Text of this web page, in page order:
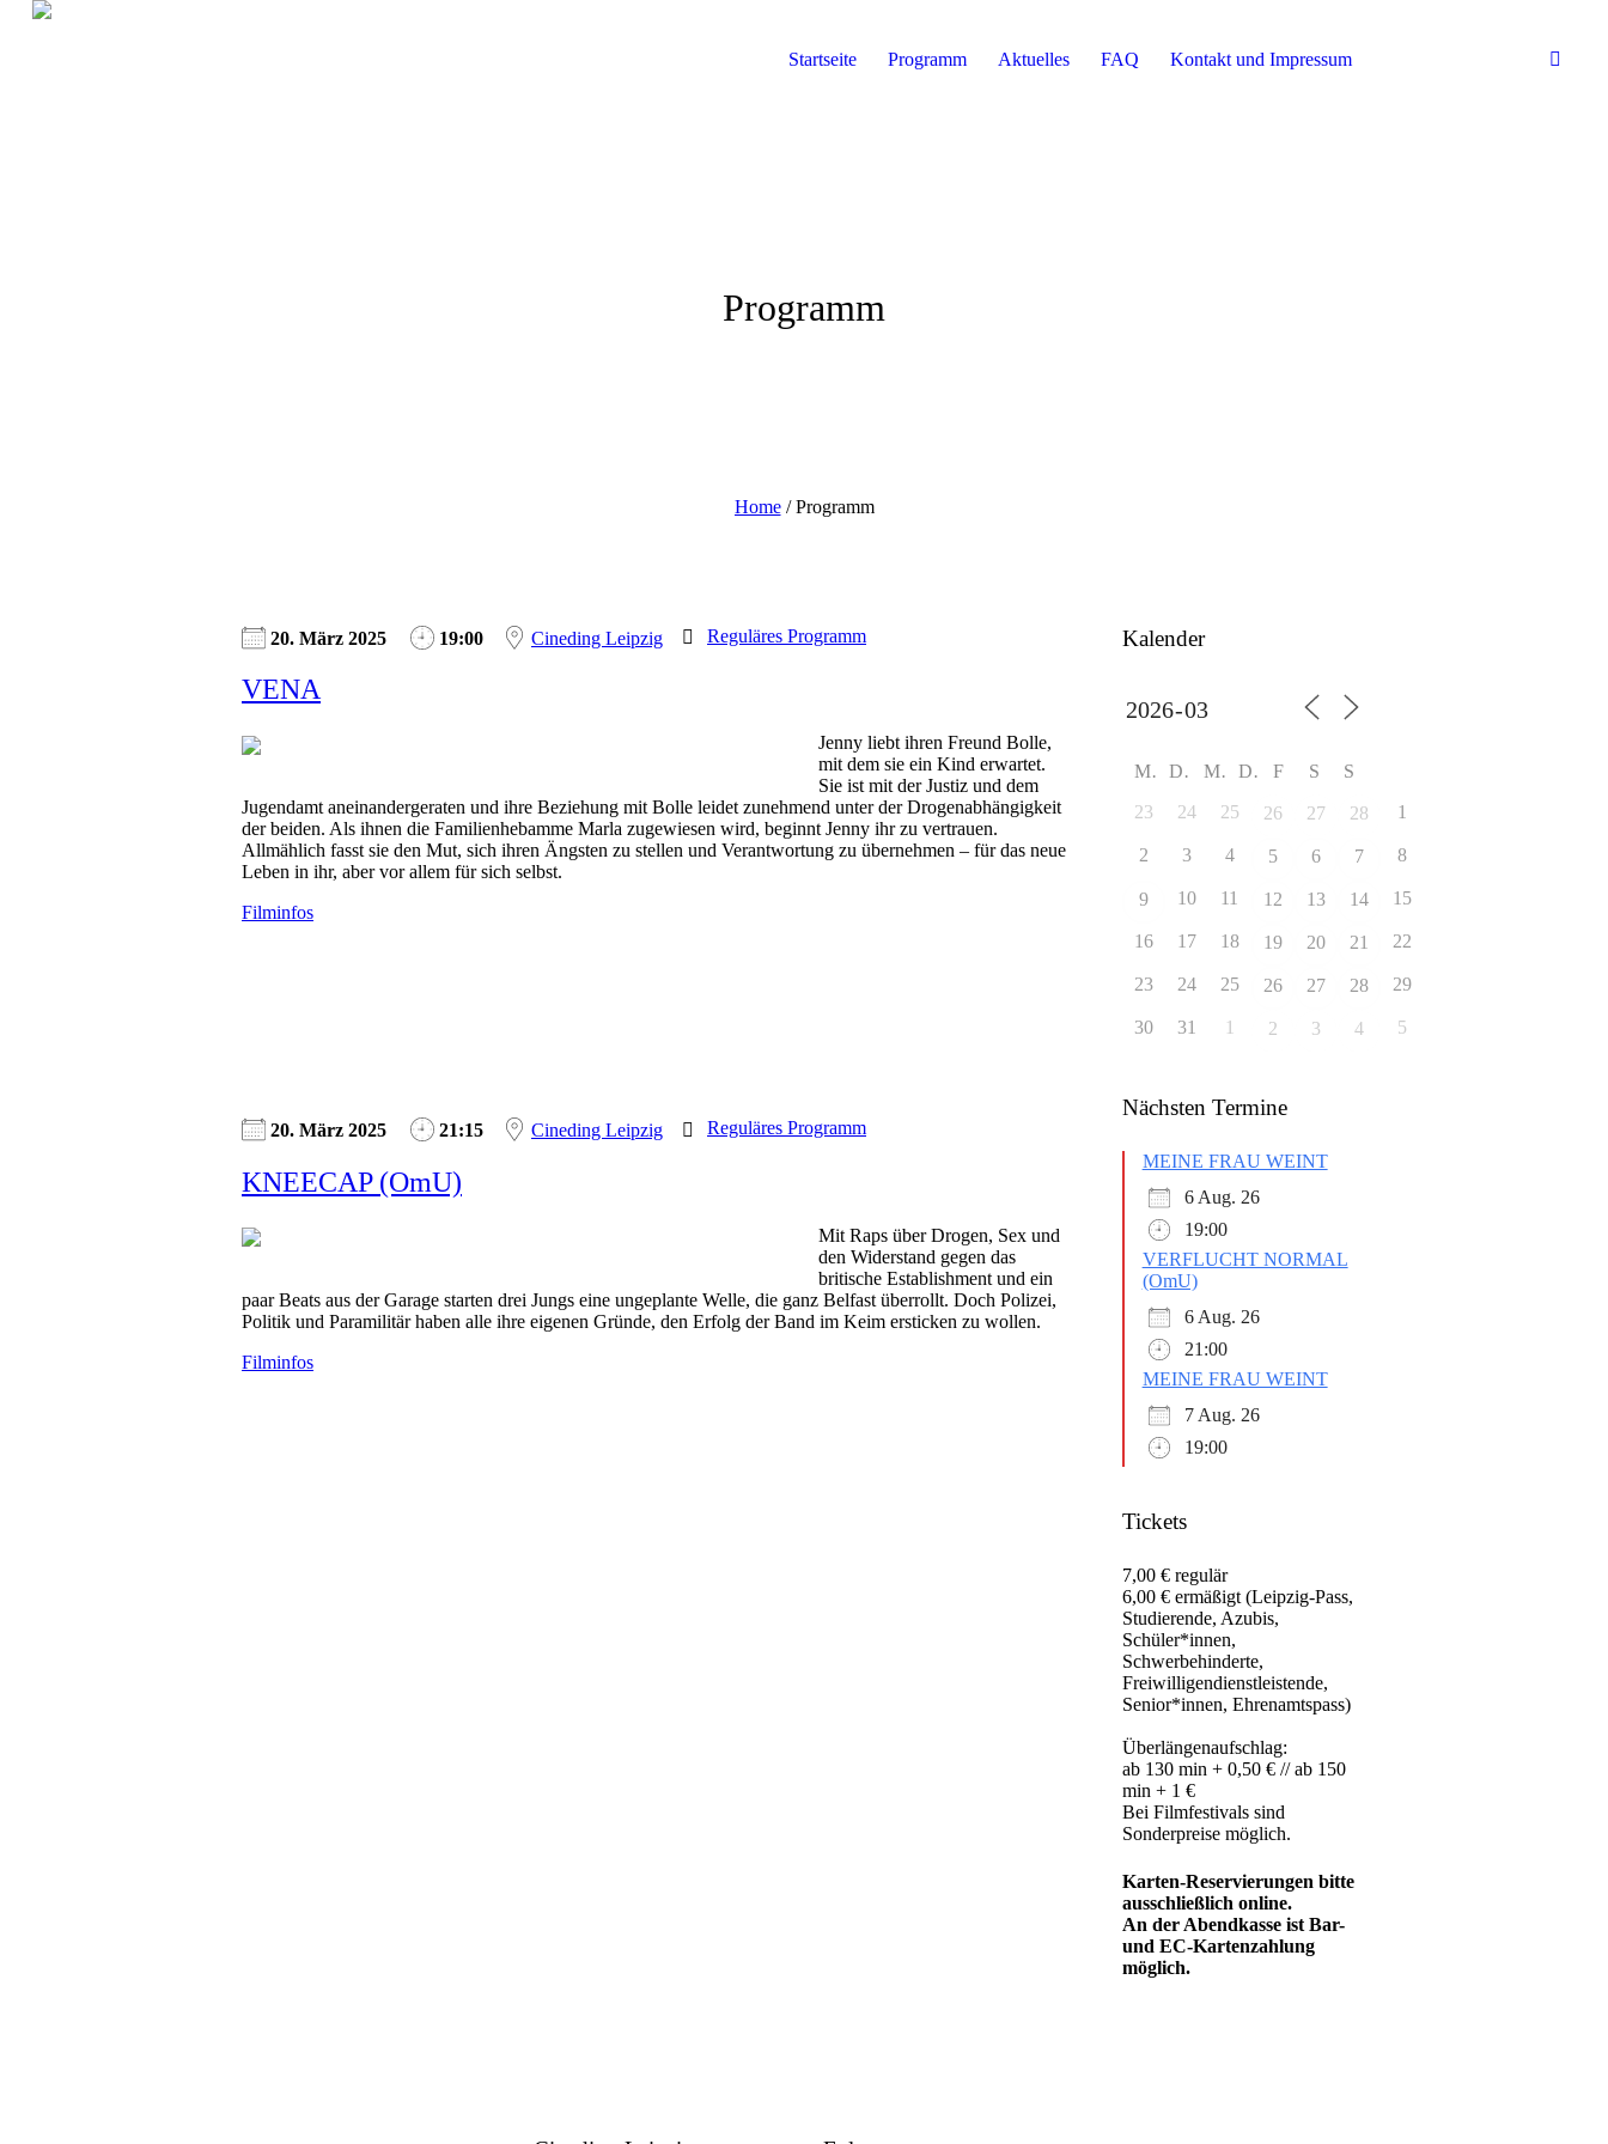
Startseite Programm Aktuelles FAQ Kontakt und Impressum
Programm
Home /Programm
20. März 2025 19:00 Cineding Leipzig Reguläres Programm
VENA
Jenny liebt ihren Freund Bolle,
mit dem sie ein Kind erwartet.
Sie ist mit der Justiz und dem
Jugendamt aneinandergeraten und ihre Beziehung mit Bolle leidet zunehmend unter der Drogenabhängigkeit
der beiden. Als ihnen die Familienhebamme Marla zugewiesen wird, beginnt Jenny ihr zu vertrauen.
Allmählich fasst sie den Mut, sich ihren Ängsten zu stellen und Verantwortung zu übernehmen – für das neue
Leben in ihr, aber vor allem für sich selbst.
Filminfos
20. März 2025 21:15 Cineding Leipzig Reguläres Programm
KNEECAP (OmU)
Mit Raps über Drogen, Sex und
den Widerstand gegen das
britische Establishment und ein
paar Beats aus der Garage starten drei Jungs eine ungeplante Welle, die ganz Belfast überrollt. Doch Polizei,
Politik und Paramilitär haben alle ihre eigenen Gründe, den Erfolg der Band im Keim ersticken zu wollen.
Filminfos
Kalender
M D M D F S
S
23
24 25 26 27 28 1
2 3 4 5 6 7 8
9 10 11 12 13 14 15
16 17 18 19 20 21 22
23 24 25 26 27 28 29
30 31 1 2 3 4 5
Nächsten Termine
MEINE FRAU WEINT
6 Aug. 26
19:00
VERFLUCHT NORMAL
(OmU)
6 Aug. 26
21:00
MEINE FRAU WEINT
7 Aug. 26
19:00
Tickets
7,00 € regulär
6,00 € ermäßigt (Leipzig-Pass,
Studierende, Azubis,
Schüler*innen,
Schwerbehinderte,
Freiwilligendienstleistende,
Senior*innen, Ehrenamtspass)
Überlängenaufschlag:
ab 130 min + 0,50 € // ab 150
min + 1 €
Bei Filmfestivals sind
Sonderpreise möglich.
Karten-Reservierungen bitte
ausschließlich online.
An der Abendkasse ist Bar-
und EC-Kartenzahlung
möglich.